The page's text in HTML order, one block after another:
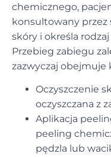
chemicznego,
konsultowany przez
skóry i określa
Przebieg zabiegu
zazwyczaj obejmuje
Oczyszczenie
oczyszczana z
Aplikacja
peeling
pędzla lub